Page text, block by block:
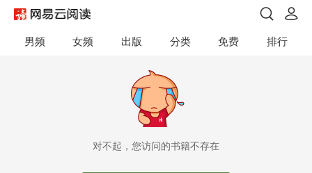
男频 女频 出版 分类 免费 排行
对不起，您访问的书籍不存在